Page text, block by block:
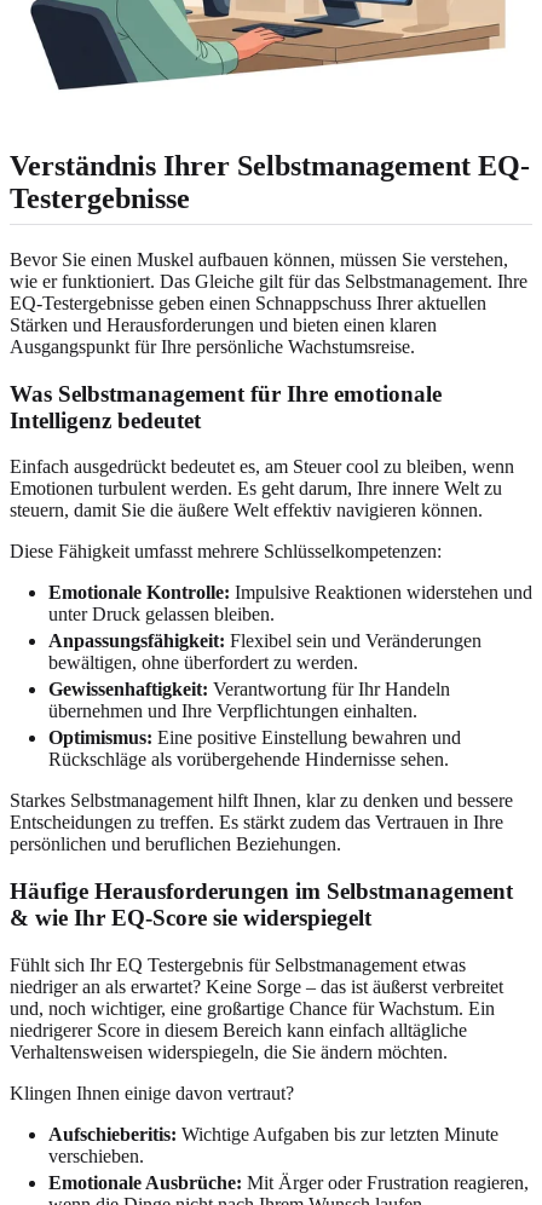
Verständnis Ihrer Selbstmanagement EQ-
Testergebnisse
Bevor Sie einen Muskel aufbauen können, müssen Sie verstehen,
wie er funktioniert. Das Gleiche gilt für das Selbstmanagement. Ihre
EQ-Testergebnisse geben einen Schnappschuss Ihrer aktuellen
Stärken und Herausforderungen und bieten einen klaren
Ausgangspunkt für Ihre persönliche Wachstumsreise.
Was Selbstmanagement für Ihre emotionale
Intelligenz bedeutet
Einfach ausgedrückt bedeutet es, am Steuer cool zu bleiben, wenn
Emotionen turbulent werden. Es geht darum, Ihre innere Welt zu
steuern, damit Sie die äußere Welt effektiv navigieren können.
Diese Fähigkeit umfasst mehrere Schlüsselkompetenzen:
Emotionale Kontrolle: Impulsive Reaktionen widerstehen und
unter Druck gelassen bleiben.
Anpassungsfähigkeit: Flexibel sein und Veränderungen
bewältigen, ohne überfordert zu werden.
Gewissenhaftigkeit: Verantwortung für Ihr Handeln
übernehmen und Ihre Verpflichtungen einhalten.
Optimismus: Eine positive Einstellung bewahren und
Rückschläge als vorübergehende Hindernisse sehen.
Starkes Selbstmanagement hilft Ihnen, klar zu denken und bessere
Entscheidungen zu treffen. Es stärkt zudem das Vertrauen in Ihre
persönlichen und beruflichen Beziehungen.
Häufige Herausforderungen im Selbstmanagement
& wie Ihr EQ-Score sie widerspiegelt
Fühlt sich Ihr EQ Testergebnis für Selbstmanagement etwas
niedriger an als erwartet? Keine Sorge – das ist äußerst verbreitet
und, noch wichtiger, eine großartige Chance für Wachstum. Ein
niedrigerer Score in diesem Bereich kann einfach alltägliche
Verhaltensweisen widerspiegeln, die Sie ändern möchten.
Klingen Ihnen einige davon vertraut?
Aufschieberitis: Wichtige Aufgaben bis zur letzten Minute
verschieben.
Emotionale Ausbrüche: Mit Ärger oder Frustration reagieren,